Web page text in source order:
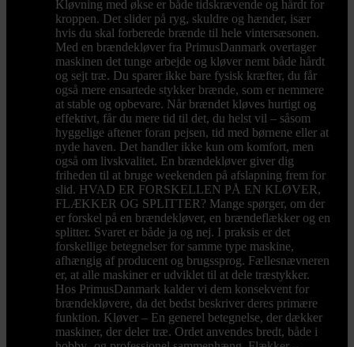
Kløvning med økse er både tidskrævende og hårdt for
kroppen. Det slider på ryg, skuldre og hænder, især
hvis du skal forberede brænde til hele vintersæsonen.
Med en brændekløver fra PrimusDanmark overtager
maskinen det tunge arbejde og kløver nemt både hårdt
og sejt træ. Du sparer ikke bare fysisk kræfter, du får
også mere ensartede stykker brænde, som er nemmere
at stable og opbevare. Når brændet kløves hurtigt og
effektivt, får du mere tid til det, du helst vil – såsom
hyggelige aftener foran pejsen, tid med børnene eller at
nyde haven. Det handler ikke kun om komfort, men
også om livskvalitet. En brændekløver giver dig
friheden til at bruge weekenden på afslapning frem for
slid. HVAD ER FORSKELLEN PÅ EN KLØVER,
FLÆKKER OG SPLITTER? Mange spørger, om der
er forskel på en brændekløver, en brændeflækker og en
splitter. Svaret er både ja og nej. I praksis er det
forskellige betegnelser for samme type maskine,
afhængig af producent og brugssprog. Fællesnævneren
er, at alle maskiner er udviklet til at dele træstykker.
Hos PrimusDanmark kalder vi dem konsekvent for
brændekløvere, da det bedst beskriver deres primære
funktion. Kløver – En generel betegnelse, der dækker
maskiner, der deler træ. Ordet anvendes bredt, både i